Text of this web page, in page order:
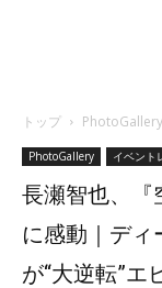
トップ PhotoGallery
PhotoGallery イベント
長瀬智也、『
に感動｜ディ
が“大逆転”エ